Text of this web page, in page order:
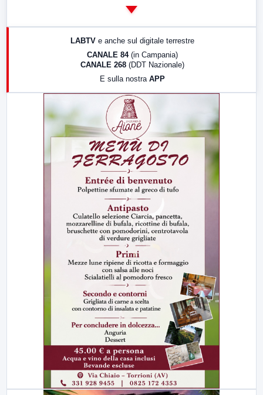
LABTV e anche sul digitale terrestre
CANALE 84 (in Campania)
CANALE 268 (DDT Nazionale)
E sulla nostra APP